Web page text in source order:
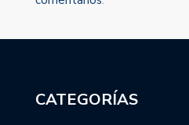
CATEGORÍAS